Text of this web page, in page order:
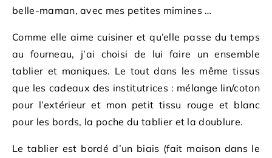
belle-maman, avec mes petites mimines …
Comme elle aime cuisiner et qu’elle passe du temps
au fourneau, j’ai choisi de lui faire un ensemble
tablier et maniques. Le tout dans les même tissus
que les cadeaux des institutrices : mélange lin/coton
pour l’extérieur et mon petit tissu rouge et blanc
pour les bords, la poche du tablier et la doublure.
Le tablier est bordé d’un biais (fait maison dans le